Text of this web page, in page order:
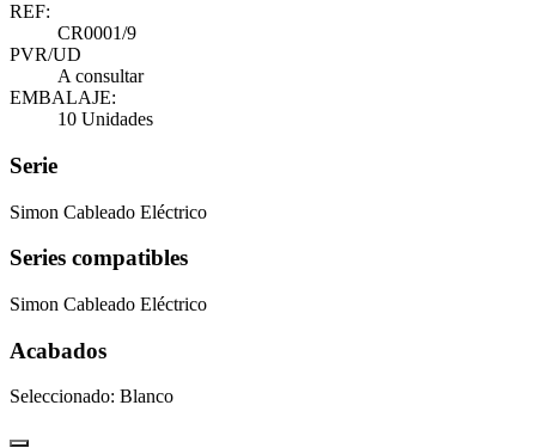
REF:
CR0001/9
PVR/UD
A consultar
EMBALAJE:
10 Unidades
Serie
Simon Cableado Eléctrico
Series compatibles
Simon Cableado Eléctrico
Acabados
Seleccionado: Blanco